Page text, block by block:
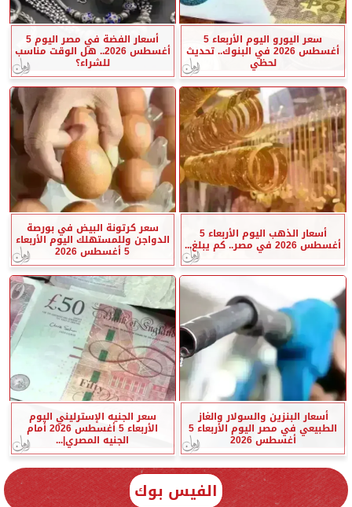
سعر اليورو اليوم الأربعاء 5
أغسطس 2026 في البنوك.. تحديث
لحظي
أسعار الفضة في مصر اليوم 5
أغسطس 2026.. هل الوقت مناسب
للشراء؟
أسعار الذهب اليوم الأربعاء 5
أغسطس 2026 في مصر.. كم يبلغ...
سعر كرتونة البيض في بورصة
الدواجن وللمستهلك اليوم الأربعاء
5 أغسطس 2026
أسعار البنزين والسولار والغاز
الطبيعي في مصر اليوم الأربعاء 5
أغسطس 2026
سعر الجنيه الإسترليني اليوم
الأربعاء 5 أغسطس 2026 أمام
الجنيه المصري|...
الفيس بوك